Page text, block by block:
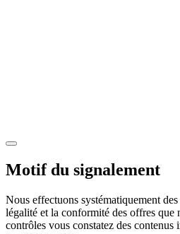
Motif du signalement
Nous effectuons systématiquement
légalité et la conformité des offres que
contrôles vous constatez des